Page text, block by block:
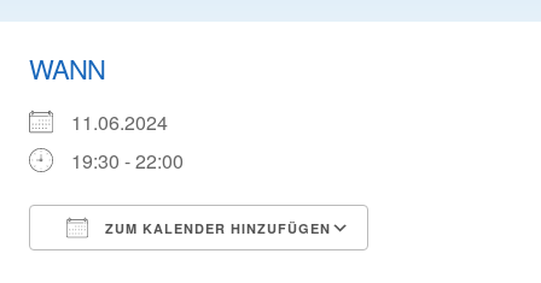
Skip
content
WANN
11.06.2024
19:30 - 22:00
ZUM KALENDER HINZUFÜGEN